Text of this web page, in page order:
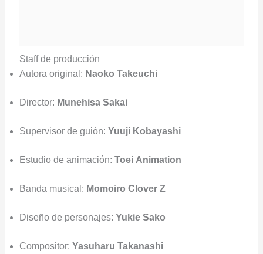
Staff de producción
Autora original: Naoko Takeuchi
Director: Munehisa Sakai
Supervisor de guión: Yuuji Kobayashi
Estudio de animación: Toei Animation
Banda musical: Momoiro Clover Z
Diseño de personajes: Yukie Sako
Compositor: Yasuharu Takanashi